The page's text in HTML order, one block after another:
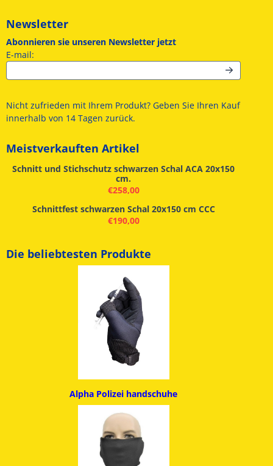
Newsletter
Abonnieren sie unseren Newsletter jetzt
E-mail:
Nicht zufrieden mit Ihrem Produkt? Geben Sie Ihren Kauf
innerhalb von 14 Tagen zurück.
Meistverkauften Artikel
Schnitt und Stichschutz schwarzen Schal ACA 20x150
cm.
€258,00
Schnittfest schwarzen Schal 20x150 cm CCC
€190,00
Die beliebtesten Produkte
Alpha Polizei handschuhe